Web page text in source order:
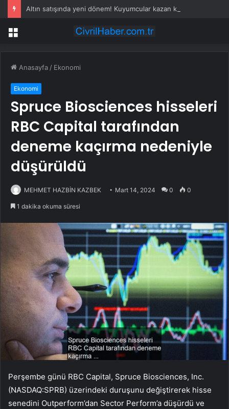
Altın satışında yeni dönem! Kuyumcular kazan kaldıracak
Menü
Anasayfa / Ekonomi
Ekonomi
Spruce Biosciences hisseleri
RBC Capital tarafından
deneme kaçırma nedeniyle
düşürüldü
MEHMET HAZBİN KAZBEK Mart 14, 2024 0 0
1 dakika okuma süresi
Perşembe günü RBC Capital, Spruce Biosciences, Inc.
(NASDAQ:SPRB) üzerindeki duruşunu değiştirerek hisse
senedini Outperform’dan Sector Perform’a düşürdü ve